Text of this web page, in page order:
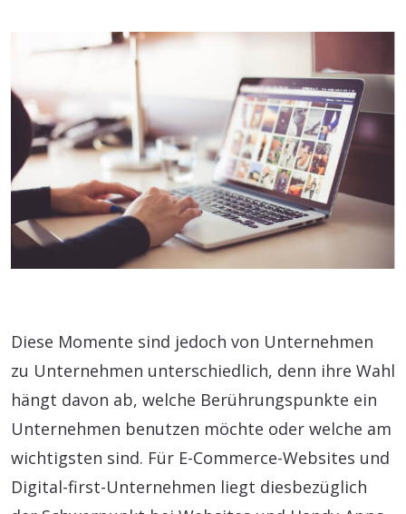
Diese Momente sind jedoch von Unternehmen
zu Unternehmen unterschiedlich, denn ihre Wahl
hängt davon ab, welche Berührungspunkte ein
Unternehmen benutzen möchte oder welche am
wichtigsten sind. Für E-Commerce-Websites und
Digital-first-Unternehmen liegt diesbezüglich